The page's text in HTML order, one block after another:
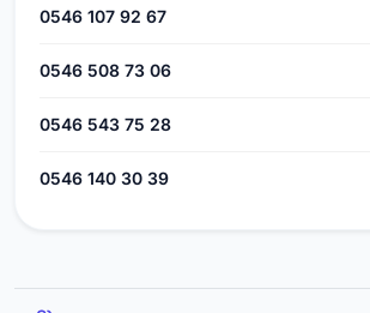
0546 107 92 67
0546 508 73 06
0546 543 75 28
0546 140 30 39